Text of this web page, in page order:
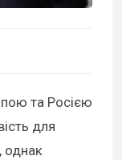
та Росією
для
, однак